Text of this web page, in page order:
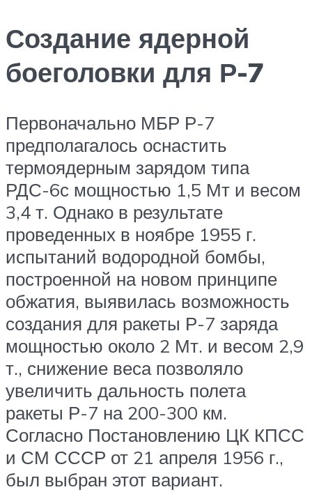
Создание ядерной
боеголовки для Р-7
Первоначально МБР Р-7
предполагалось оснастить
термоядерным зарядом типа
РДС-6с мощностью 1,5 Мт и весом
3,4 т. Однако в результате
проведенных в ноябре 1955 г.
испытаний водородной бомбы,
построенной на новом принципе
обжатия, выявилась возможность
создания для ракеты Р-7 заряда
мощностью около 2 Мт. и весом 2,9
т., снижение веса позволяло
увеличить дальность полета
ракеты Р-7 на 200-300 км.
Согласно Постановлению ЦК КПСС
и СМ СССР от 21 апреля 1956 г.,
был выбран этот вариант.